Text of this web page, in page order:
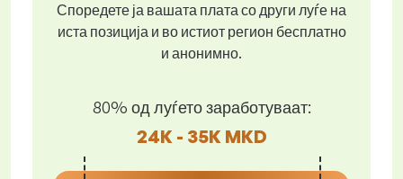
Споредете ја вашата плата со други луѓе на
иста позиција и во истиот регион бесплатно
и анонимно.
80% од луѓето заработуваат:
24K - 35K MKD